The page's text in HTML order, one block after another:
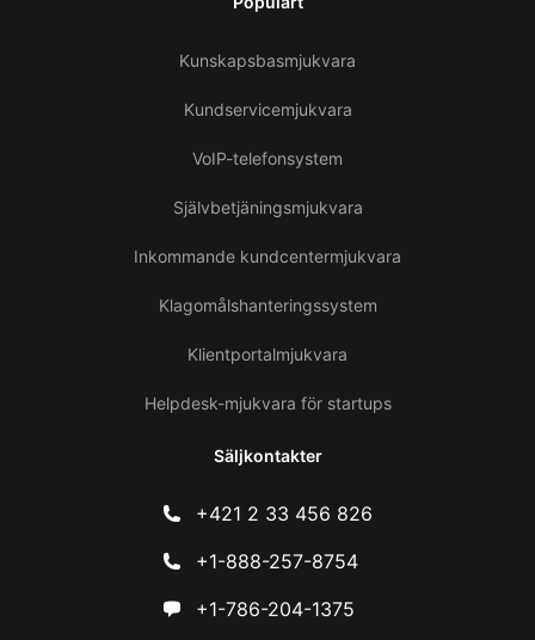
Kunskapsbasmjukvara
Kundservicemjukvara
VoIP-telefonsystem
Självbetjäningsmjukvara
Inkommande kundcentermjukvara
Klagomålshanteringssystem
Klientportalmjukvara
Helpdesk-mjukvara för startups
Säljkontakter
+421 2 33 456 826
+1-888-257-8754
+1-786-204-1375